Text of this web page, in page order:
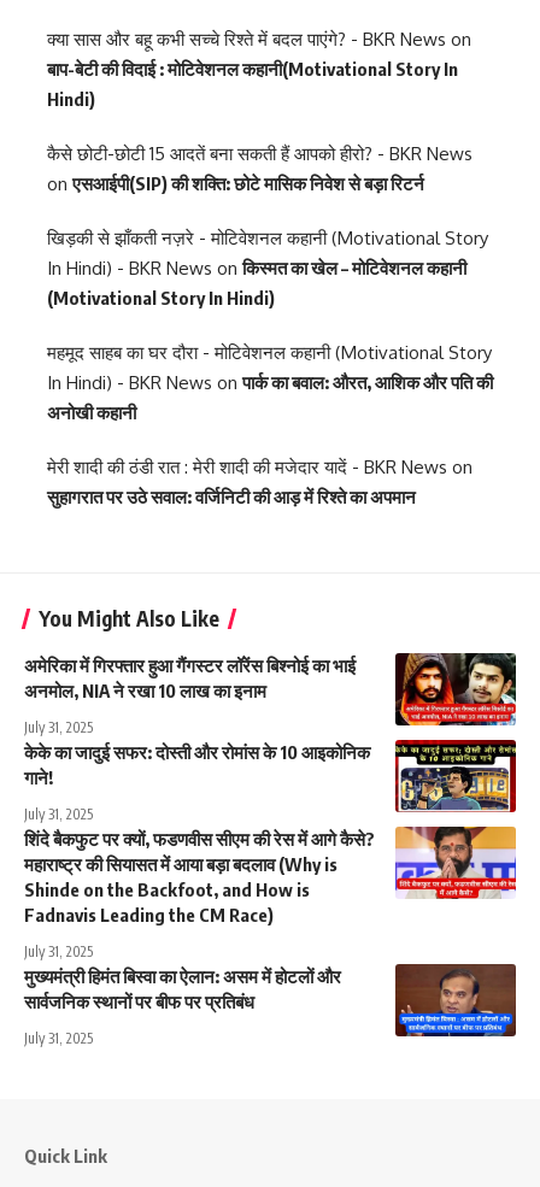
क्या सास और बहू कभी सच्चे रिश्ते में बदल पाएंगे? - BKR News on
बाप-बेटी की विदाई : मोटिवेशनल कहानी(Motivational Story In
Hindi)
कैसे छोटी-छोटी 15 आदतें बना सकती हैं आपको हीरो? - BKR News
onएसआईपी(SIP) की शक्ति: छोटे मासिक निवेश से बड़ा रिटर्न
खिड़की से झाँकती नज़रे - मोटिवेशनल कहानी (Motivational Story
In Hindi) - BKR News onकिस्मत का खेल – मोटिवेशनल कहानी
(Motivational Story In Hindi)
महमूद साहब का घर दौरा - मोटिवेशनल कहानी (Motivational Story
In Hindi) - BKR News onपार्क का बवाल: औरत, आशिक और पति की
अनोखी कहानी
मेरी शादी की ठंडी रात : मेरी शादी की मजेदार यादें - BKR News on
सुहागरात पर उठे सवाल: वर्जिनिटी की आड़ में रिश्ते का अपमान
You Might Also Like
अमेरिका में गिरफ्तार हुआ गैंगस्टर लॉरेंस बिश्नोई का भाई
अनमोल, NIA ने रखा 10 लाख का इनाम
July 31, 2025
केके का जादुई सफर: दोस्ती और रोमांस के 10 आइकोनिक
गाने!
July 31, 2025
शिंदे बैकफुट पर क्यों, फडणवीस सीएम की रेस में आगे कैसे?
महाराष्ट्र की सियासत में आया बड़ा बदलाव (Why is
Shinde on the Backfoot, and How is
Fadnavis Leading the CM Race)
July 31, 2025
मुख्यमंत्री हिमंत बिस्वा का ऐलान: असम में होटलों और
सार्वजनिक स्थानों पर बीफ पर प्रतिबंध
July 31, 2025
Quick Link